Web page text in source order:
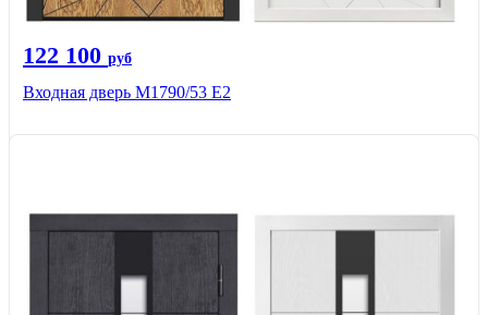
122 100 руб
Входная дверь М1790/53 Е2